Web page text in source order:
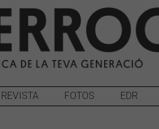
REVISTA FOTOS EDR